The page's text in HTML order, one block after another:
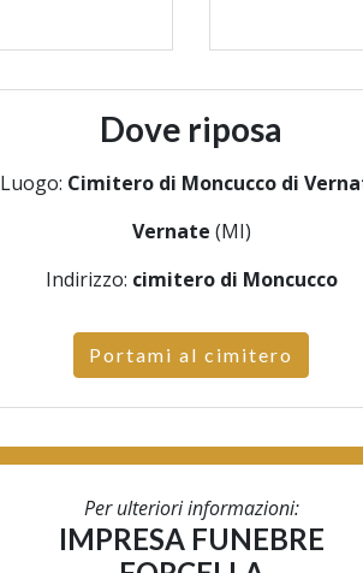
Dove riposa
Luogo: Cimitero di Moncucco di
Vernate (MI)
Indirizzo: cimitero di Moncucco
Portami al cimitero
Per ulteriori informazioni:
IMPRESA FUNEBRE